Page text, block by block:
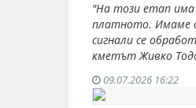
"На този етап има
платното. Имаме
сигнали се
кметът Живко
09.07.2026 16:22